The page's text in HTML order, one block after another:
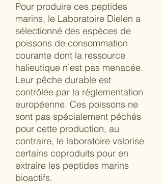
Pour produire ces peptides
marins, le Laboratoire Dielen a
sélectionné des espèces de
poissons de consommation
courante dont la ressource
halieutique n’est pas menacée.
Leur pêche durable est
contrôlée par la règlementation
européenne. Ces poissons ne
sont pas spécialement péchés
pour cette production, au
contraire, le laboratoire valorise
certains coproduits pour en
extraire les peptides marins
bioactifs.